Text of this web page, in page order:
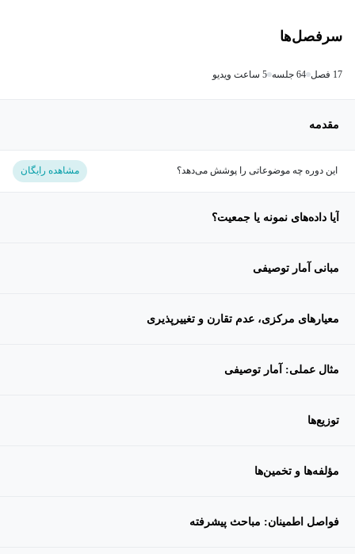
سرفصل‌ها
17 فصل 64 جلسه 5 ساعت ویدیو
مقدمه
این دوره چه موضوعاتی را پوشش می‌دهد؟ مشاهده رایگان
آیا داده‌های نمونه یا جمعیت؟
مبانی آمار توصیفی
معیارهای مرکزی، عدم تقارن و تغییرپذیری
مثال عملی: آمار توصیفی
توزیع‌ها
مؤلفه‌ها و تخمین‌ها
فواصل اطمینان: مباحث پیشرفته